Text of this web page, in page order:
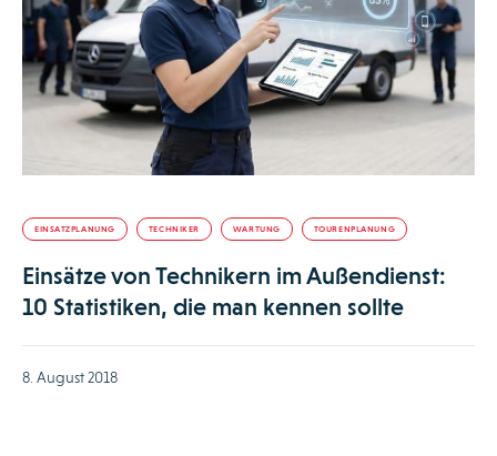
EINSATZPLANUNG TECHNIKER WARTUNG TOURENPLANUNG
Einsätze von Technikern im Außendienst:
10 Statistiken, die man kennen sollte
8. August 2018